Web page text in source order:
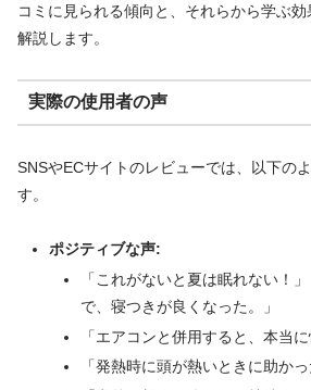
コミに見られる傾向と、それらから学ぶ
解説します。
実際の使用者の声
SNSやECサイトのレビューでは、以下の
す。
ポジティブな声:
「これがないと夏は眠れない！
で、寝つきが良くなった。」
「エアコンと併用すると、本当に
「発熱時に頭が熱いときに助かっ